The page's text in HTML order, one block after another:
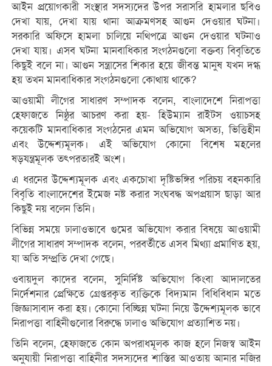
আইন প্রয়োগকারী সংস্থার সদস্যদের উপর সরাসরি হামলার ছবিও
দেখা যায়, দেখা যায় থানা আক্রমণসহ আগুন দেওয়ার ঘটনা।
সরকারি অফিসে হামলা চালিয়ে নথিপত্রে আগুন দেওয়ার ঘটনাও
দেখা যায়। এসব ঘটনা মানবাধিকার সংগঠনগুলো বক্তব্য বিবৃতিতে
কিছুই বলে না। আগুন সন্ত্রাসের শিকার হয়ে জীবন্ত মানুষ যখন দগ্ধ
হয় তখন মানবাধিকার সংগঠনগুলো কোথায় থাকে?
আওয়ামী লীগের সাধারণ সম্পাদক বলেন, বাংলাদেশে নিরাপত্তা
হেফাজতে নিষ্ঠুর আচরণ করা হয়- হিউম্যান রাইটস ওয়াচসহ
কয়েকটি মানবাধিকার সংগঠনের এমন অভিযোগ অসত্য, ভিত্তিহীন
এবং উদ্দেশ্যমূলক। এই অভিযোগ কোনো বিশেষ মহলের
ষড়যন্ত্রমূলক তৎপরতারই অংশ।
এ ধরনের উদ্দেশ্যমূলক এবং একচোখা দৃষ্টিভঙ্গির পরিচয় বহনকারি
বিবৃতি বাংলাদেশের ইমেজ নষ্ট করার সংঘবদ্ধ অপপ্রয়াস ছাড়া আর
কিছুই নয় বলেন তিনি।
বিভিন্ন সময়ে ঢালাওভাবে গুমের অভিযোগ করার বিষয়ে আওয়ামী
লীগের সাধারণ সম্পাদক বলেন, পরবর্তীতে এসব মিথ্যা প্রমাণিত হয়,
যা অতি সম্প্রতি দেখা গেছে।
ওবায়দুল কাদের বলেন, সুনির্দিষ্ট অভিযোগ কিংবা আদালতের
নির্দেশনার প্রেক্ষিতে গ্রেপ্তরকৃত ব্যক্তিকে বিদ্যমান বিধিবিধান মতে
জিজ্ঞাসাবাদ করা হয়। কোনো বিচ্ছিন্ন ঘটনা নিয়ে উদ্দেশ্যমূলক ভাবে
নিরাপত্তা বাহিনীগুলোর বিরুদ্ধে ঢালাও অভিযোগ প্রত্যাশিত নয়।
তিনি বলেন, হেফাজতে কোন অপরাধমূলক কাজ হলে নিজস্ব আইন
অনুযায়ী নিরাপত্তা বাহিনীর সদস্যদের শাস্তির আওতায় আনার নজির